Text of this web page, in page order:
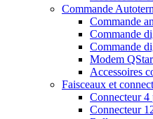
Commande
Commande
Commande
Commande
Modem
Accessoires
Faisceaux et
Connecteur 4
Connecteur